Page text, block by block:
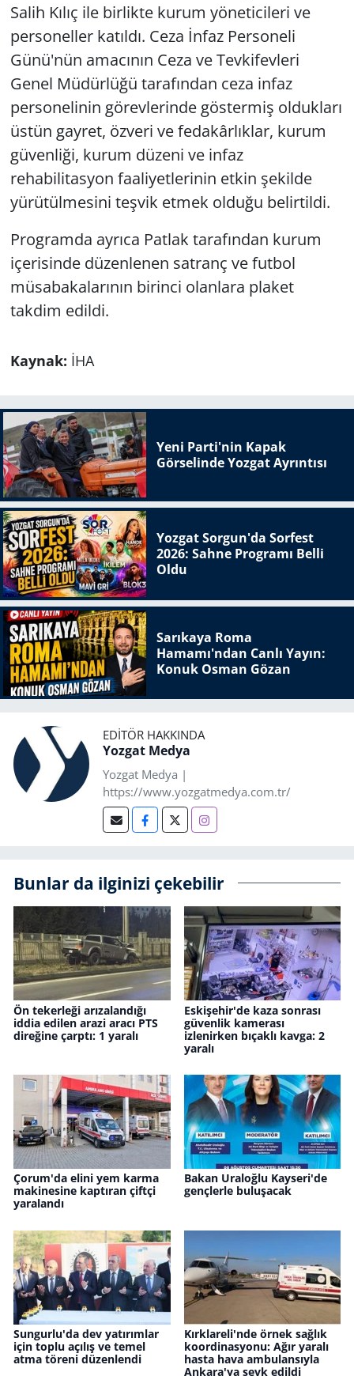
Salih Kılıç ile birlikte kurum yöneticileri ve
personeller katıldı. Ceza İnfaz Personeli
Günü'nün amacının Ceza ve Tevkifevleri
Genel Müdürlüğü tarafından ceza infaz
personelinin görevlerinde göstermiş oldukları
üstün gayret, özveri ve fedakârlıklar, kurum
güvenliği, kurum düzeni ve infaz
rehabilitasyon faaliyetlerinin etkin şekilde
yürütülmesini teşvik etmek olduğu belirtildi.
Programda ayrıca Patlak tarafından kurum
içerisinde düzenlenen satranç ve futbol
müsabakalarının birinci olanlara plaket
takdim edildi.
Kaynak: İHA
Yeni Parti'nin Kapak
Görselinde Yozgat Ayrıntısı
Yozgat Sorgun'da Sorfest
2026: Sahne Programı Belli
Oldu
Sarıkaya Roma
Hamamı'ndan Canlı Yayın:
Konuk Osman Gözan
EDITÖR HAKKINDA
Yozgat Medya
Yozgat Medya |
https://www.yozgatmedya.com.tr/
Bunlar da ilginizi çekebilir
Ön tekerleği arızalandığı
iddia edilen arazi aracı PTS
direğine çarptı: 1 yaralı
Eskişehir'de kaza sonrası
güvenlik kamerası
izlenirken bıçaklı kavga: 2
yaralı
Çorum'da elini yem karma
makinesine kaptıran çiftçi
yaralandı
Bakan Uraloğlu Kayseri'de
gençlerle buluşacak
Sungurlu'da dev yatırımlar
için toplu açılış ve temel
atma töreni düzenlendi
Kırklareli'nde örnek sağlık
koordinasyonu: Ağır yaralı
hasta hava ambulansıyla
Ankara'ya sevk edildi